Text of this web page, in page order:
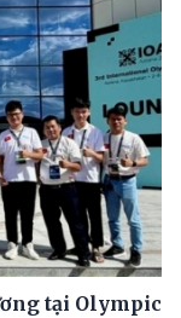
tại Olympic